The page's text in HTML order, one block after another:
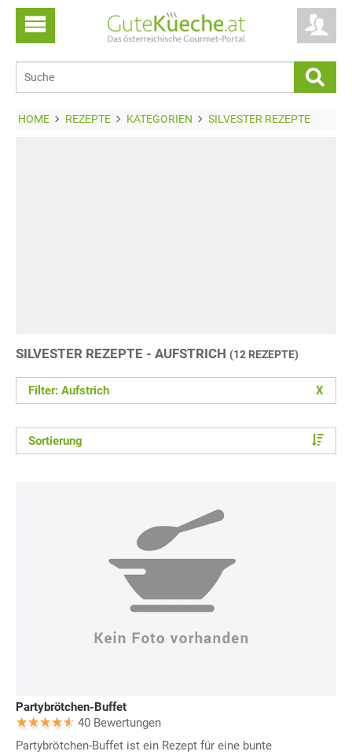
HOME REZEPTE KATEGORIEN SILVESTER REZEPTE
SILVESTER REZEPTE - AUFSTRICH (12 REZEPTE)
Filter: Aufstrich X
Sortierung
Partybrötchen-Buffet
40 Bewertungen
Partybrötchen-Buffet ist ein Rezept für eine bunte